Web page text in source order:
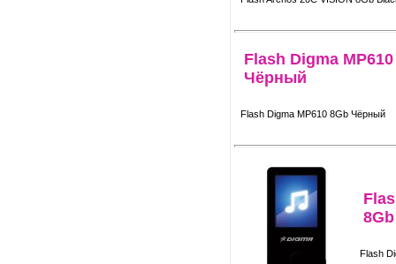
Flash Digma
Чёрный
Flash Digma MP610 8Gb Чёрный
Flash